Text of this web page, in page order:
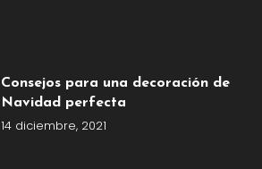
Consejos para una decoración de
Navidad perfecta
14 diciembre, 2021